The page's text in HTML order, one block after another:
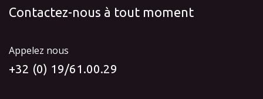
Contactez-nous à tout moment
Appelez nous
+32 (0) 19/61.00.29